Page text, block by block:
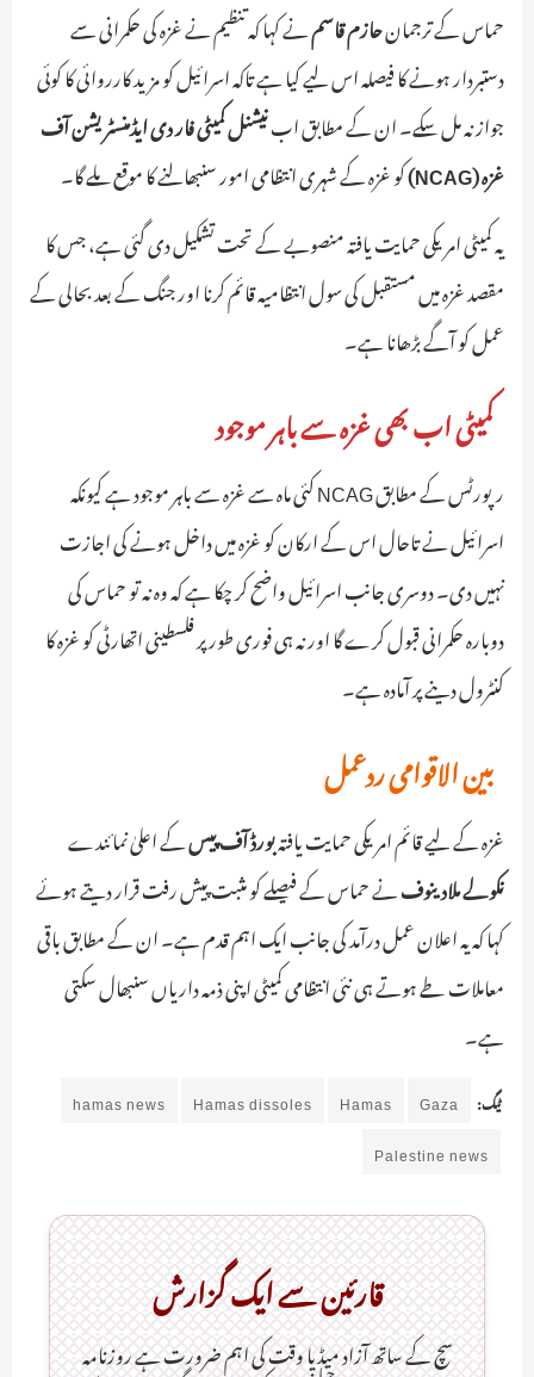
حماس کے ترجمانحازم قاسمنے کہا کہ تنظیم نے غزہ کی حکمرانی سے
دستبردار ہونے کا فیصلہ اس لیے کیا ہے تاکہ اسرائیل کو مزید کارروائی کا کوئی
جواز نہ مل سکے۔ ان کے مطابق ابنیشنل کمیٹی فار دی ایڈمنسٹریشن آف
غزہ (NCAG)
کو غزہ کے شہری انتظامی امور سنبھالنے کا موقع ملے گا۔
یہ کمیٹی امریکی حمایت یافتہ منصوبے کے تحت تشکیل دی گئی ہے، جس کا
مقصد غزہ میں مستقبل کی سول انتظامیہ قائم کرنا اور جنگ کے بعد بحالی کے
عمل کو آگے بڑھانا ہے۔
کمیٹی اب بھی غزہ سے باہر موجود
رپورٹس کے مطابق NCAG کئی ماہ سے غزہ سے باہر موجود ہے کیونکہ
اسرائیل نے تاحال اس کے ارکان کو غزہ میں داخل ہونے کی اجازت
نہیں دی۔ دوسری جانب اسرائیل واضح کر چکا ہے کہ وہ نہ تو حماس کی
دوبارہ حکمرانی قبول کرے گا اور نہ ہی فوری طور پر فلسطینی اتھارٹی کو غزہ کا
کنٹرول دینے پر آمادہ ہے۔
بین الاقوامی ردعمل
غزہ کے لیے قائم امریکی حمایت یافتہبورڈ آف پیسکے اعلیٰ نمائندے
نکولے ملادینوفنے حماس کے فیصلے کو مثبت پیش رفت قرار دیتے ہوئے
کہا کہ یہ اعلان عمل درآمد کی جانب ایک اہم قدم ہے۔ ان کے مطابق باقی
معاملات طے ہوتے ہی نئی انتظامی کمیٹی اپنی ذمہ داریاں سنبھال سکتی
ہے۔
ٹیگ: Gaza
Hamas
Hamas dissoles
hamas news
Palestine news
قارئین سے ایک گزارش
سچ کے ساتھ آزاد میڈیا وقت کی اہم ضرورت ہےـ روزنامہ